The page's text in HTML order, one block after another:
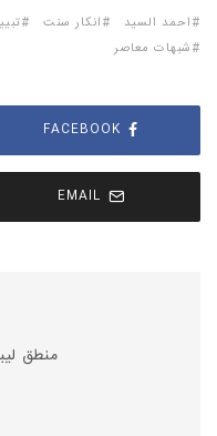
احمد السید انکار سنت
شبهات معاصر
FACEBOOK
EMAIL
منطق